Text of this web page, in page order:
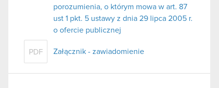
porozumienia, o którym mowa w art. 87
ust 1 pkt. 5 ustawy z dnia 29 lipca 2005 r.
o ofercie publicznej
PDF Załącznik - zawiadomienie